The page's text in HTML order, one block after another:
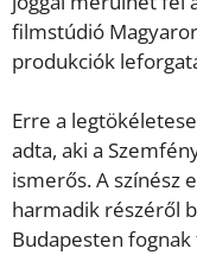
filmstúdió
produkciók
Erre a
adta, aki a
ismerős. A színész
harmadik részéről
Budapesten